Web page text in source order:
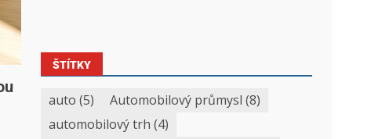
ŠTÍTKY
auto (5) Automobilový průmysl (8)
automobilový trh (4)